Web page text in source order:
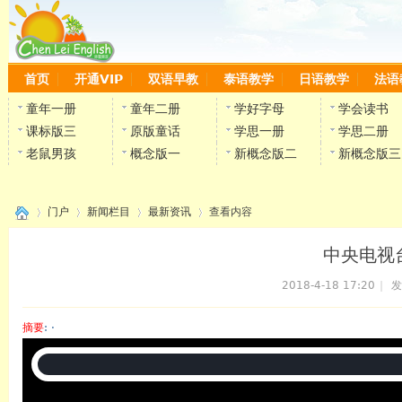
首页 开通VIP 双语早教 泰语教学 日语教学 法语
童年一册 童年二册 学好字母
学会读书
课标版三
原版童话 学思一册
学思二册
老鼠男孩
概念版一 新概念版二 新概念版三
陈雷
门户 新闻栏目 最新资讯 查看内容
中央电视
2018-4-18 17:20
摘要: ·